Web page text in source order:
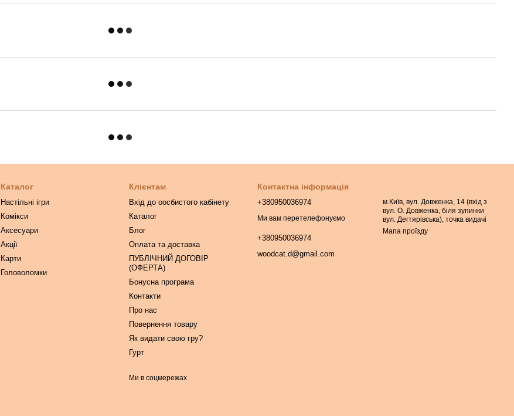
Каталог
Настільні ігри
Комікси
Аксесуари
Акції
Карти
Головоломки
Клієнтам
Вхід до оосбистого кабінету
Каталог
Блог
Оплата та доставка
ПУБЛІЧНИЙ ДОГОВІР
(ОФЕРТА)
Бонусна програма
Контакти
Про нас
Повернення товару
Як видати свою гру?
Гурт
Ми в соцмережах
Контактна інформація
+380950036974
Ми вам перетелефонуємо
+380950036974
woodcat.d@gmail.com
м.Київ, вул. Довженка, 14 (вхід з
вул. О. Довженка, біля зупинки
вул. Дегтярівська), точка видачі
Мапа проїзду